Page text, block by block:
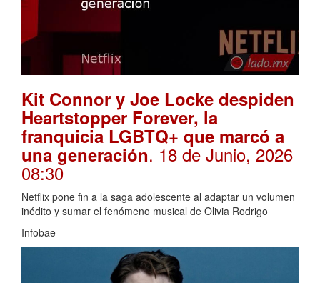
Kit Connor y Joe Locke despiden
Heartstopper Forever, la
franquicia LGBTQ+ que marcó a
una generación. 18 de Junio, 2026
08:30
Netflix pone fin a la saga adolescente al adaptar un volumen
inédito y sumar el fenómeno musical de Olivia Rodrigo
Infobae